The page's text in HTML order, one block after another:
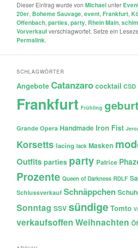
Dieser Eintrag wurde vonMichaelunter
20er, Boheme Sauvage,event, Frankfurt,
Offenbach,parties,party, Rhein Main,
Vorverkaufverschlagwortet. Setze ein
Permalink.
SCHLAGWÖRTER
Angebote Catanzaro cocktail CSD
Frankfurt Frühling
Grande Opera Handmade Iron Fist
Korsetts lacing lack Masken
Outfits parties party Patrice
Prozente Queen of Darkness RDLF
Schlussverkauf Schnäppchen
Sonntag SSV sündige Tomto
verkaufsoffen Weihnachten